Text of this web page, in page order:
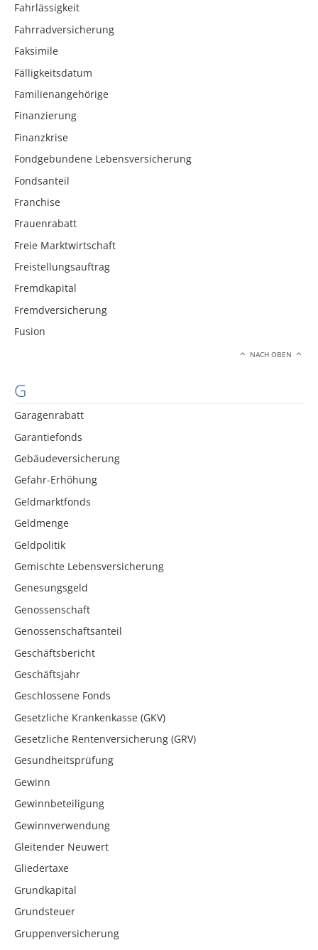
Fahrlässigkeit
Fahrradversicherung
Faksimile
Fälligkeitsdatum
Familienangehörige
Finanzierung
Finanzkrise
Fondgebundene Lebensversicherung
Fondsanteil
Franchise
Frauenrabatt
Freie Marktwirtschaft
Freistellungsauftrag
Fremdkapital
Fremdversicherung
Fusion
NACH OBEN
G
Garagenrabatt
Garantiefonds
Gebäudeversicherung
Gefahr-Erhöhung
Geldmarktfonds
Geldmenge
Geldpolitik
Gemischte Lebensversicherung
Genesungsgeld
Genossenschaft
Genossenschaftsanteil
Geschäftsbericht
Geschäftsjahr
Geschlossene Fonds
Gesetzliche Krankenkasse (GKV)
Gesetzliche Rentenversicherung (GRV)
Gesundheitsprüfung
Gewinn
Gewinnbeteiligung
Gewinnverwendung
Gleitender Neuwert
Gliedertaxe
Grundkapital
Grundsteuer
Gruppenversicherung